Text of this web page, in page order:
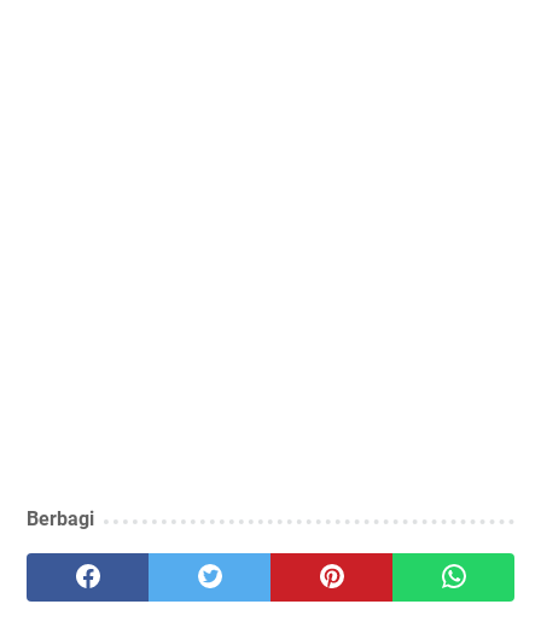
Berbagi